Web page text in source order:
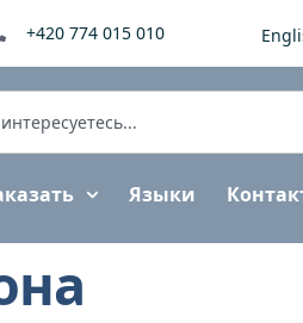
+420 774 015 010
Языки